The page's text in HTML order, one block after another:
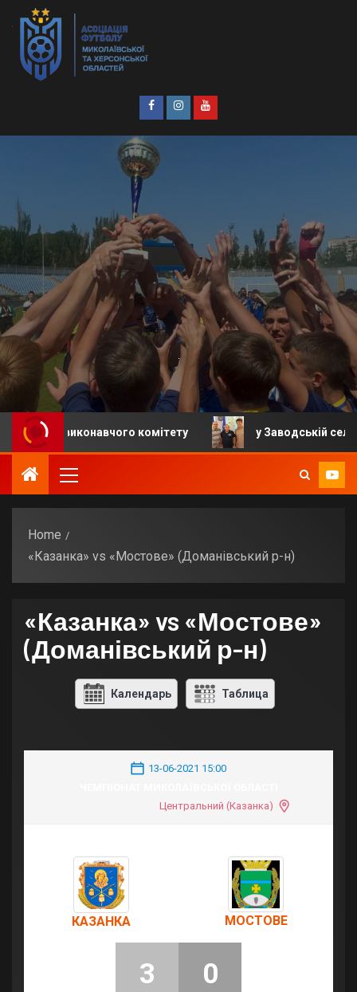
виконавчого комітету у Заводській селищній
Home
«Казанка» vs «Мостове» (Доманівський р-н)
«Казанка» vs «Мостове»
(Доманівський р-н)
Календарь Таблица
13-06-2021 15:00
Центральний (Казанка)
КАЗАНКА МОСТОВЕ
3 0